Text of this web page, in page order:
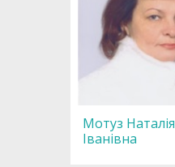
Мотуз Наталія
Іванівна